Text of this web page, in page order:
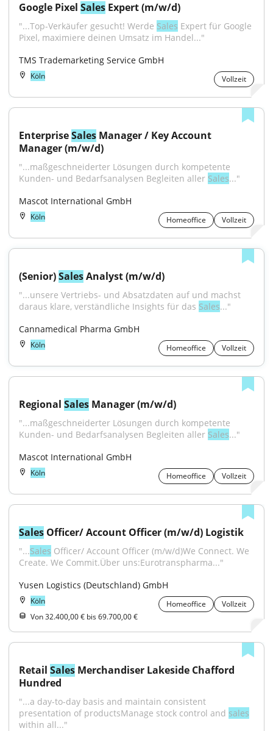
Google Pixel Sales Expert (m/w/d)
"...Top-Verkäufer gesucht! Werde Sales Expert für Google
Pixel, maximiere deinen Umsatz im Handel..."
TMS Trademarketing Service GmbH
Köln Vollzeit
Enterprise Sales Manager / Key Account
Manager (m/w/d)
"...maßgeschneiderter Lösungen durch kompetente
Kunden- und Bedarfsanalysen Begleiten aller Sales..."
Mascot International GmbH
Köln Homeoffice Vollzeit
(Senior) Sales Analyst (m/w/d)
"...unsere Vertriebs- und Absatzdaten auf und machst
daraus klare, verständliche Insights für das Sales..."
Cannamedical Pharma GmbH
Köln Homeoffice Vollzeit
Regional Sales Manager (m/w/d)
"...maßgeschneiderter Lösungen durch kompetente
Kunden- und Bedarfsanalysen Begleiten aller Sales..."
Mascot International GmbH
Köln Homeoffice Vollzeit
Sales Officer/ Account Officer (m/w/d) Logistik
"...Sales Officer/ Account Officer (m/w/d)We Connect. We
Create. We Commit.Über uns:Eurotranspharma..."
Yusen Logistics (Deutschland) GmbH
Köln Homeoffice
Vollzeit
Von 32.400,00 € bis 69.700,00 €
Retail Sales Merchandiser Lakeside Chafford
Hundred
"...a day-to-day basis and maintain consistent
presentation of productsManage stock control and sales
within all..."